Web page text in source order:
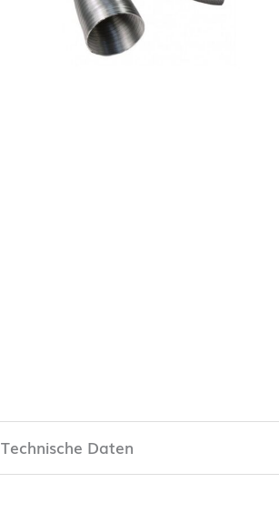
Technische Daten